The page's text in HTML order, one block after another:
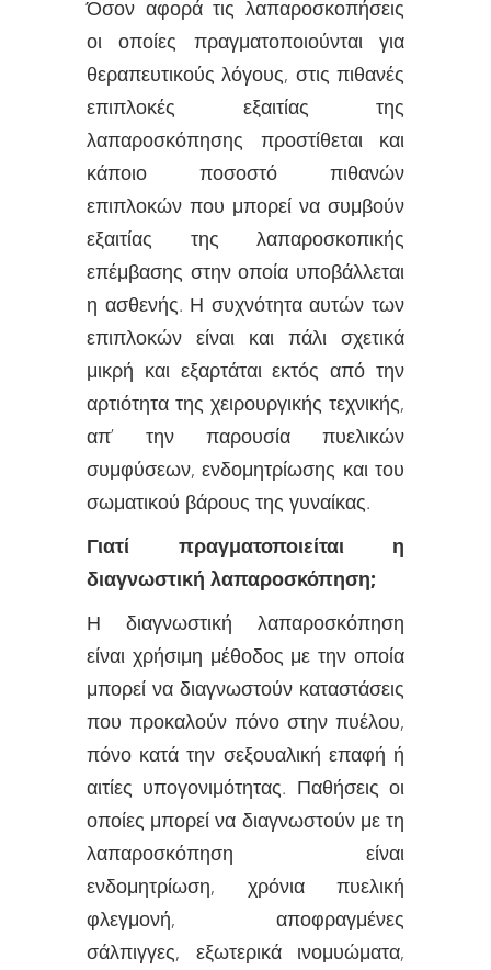
Όσον αφορά τις λαπαροσκοπήσεις
οι οποίες πραγματοποιούνται για
θεραπευτικούς λόγους, στις πιθανές
επιπλοκές εξαιτίας της
λαπαροσκόπησης προστίθεται και
κάποιο ποσοστό πιθανών
επιπλοκών που μπορεί να συμβούν
εξαιτίας της λαπαροσκοπικής
επέμβασης στην οποία υποβάλλεται
η ασθενής. Η συχνότητα αυτών των
επιπλοκών είναι και πάλι σχετικά
μικρή και εξαρτάται εκτός από την
αρτιότητα της χειρουργικής τεχνικής,
απ’ την παρουσία πυελικών
συμφύσεων, ενδομητρίωσης και του
σωματικού βάρους της γυναίκας.
Γιατί πραγματοποιείται η
διαγνωστική λαπαροσκόπηση;
Η διαγνωστική λαπαροσκόπηση
είναι χρήσιμη μέθοδος με την οποία
μπορεί να διαγνωστούν καταστάσεις
που προκαλούν πόνο στην πυέλου,
πόνο κατά την σεξουαλική επαφή ή
αιτίες υπογονιμότητας. Παθήσεις οι
οποίες μπορεί να διαγνωστούν με τη
λαπαροσκόπηση είναι
ενδομητρίωση, χρόνια πυελική
φλεγμονή, αποφραγμένες
σάλπιγγες, εξωτερικά ινομυώματα,